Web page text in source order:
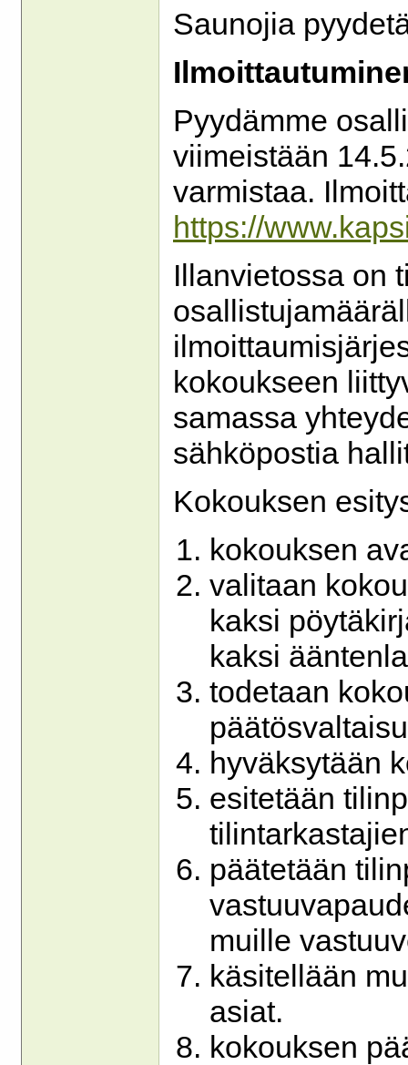
Saunojia
Pyydämme
viimeistään
varmistaa.
https://
Illanvietossa on
kokoukseen
samassa
sähköpostia
Kokouksen
kokouksen
valitaan
kaksi
kaksi
todetaan
hyväksytään
esitetään
päätetään
muille
käsitellään
asiat.
kokouksen